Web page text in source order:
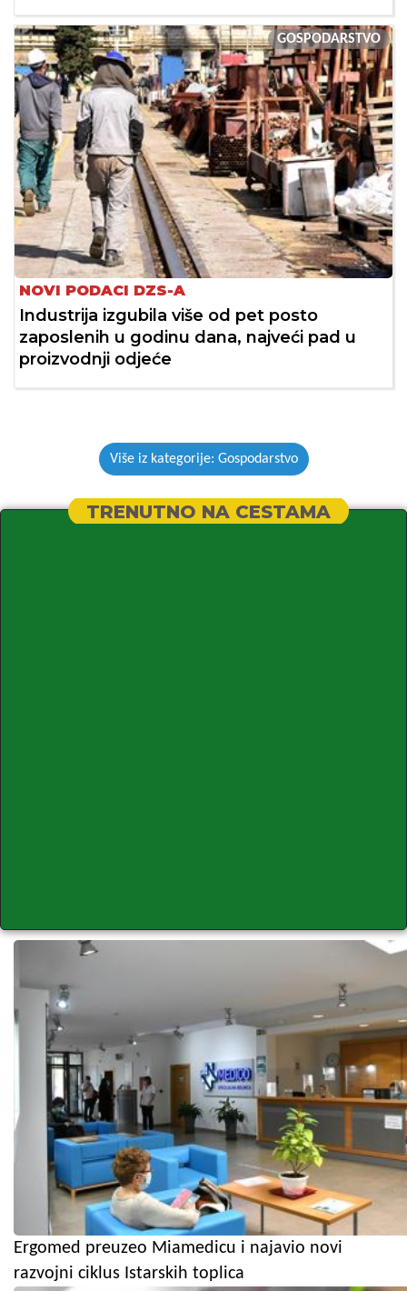
GOSPODARSTVO
NOVI PODACI DZS-A
Industrija izgubila više od pet posto
zaposlenih u godinu dana, najveći pad u
proizvodnji odjeće
Više iz kategorije: Gospodarstvo
TRENUTNO NA CESTAMA
Ergomed preuzeo Miamedicu i najavio novi
razvojni ciklus Istarskih toplica